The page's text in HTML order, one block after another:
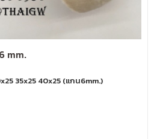
mm.
35x25 40x25 (แกน6mm.)